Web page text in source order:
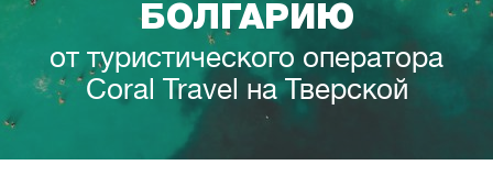
БОЛГАРИЮ
от туристического оператора
Coral Travel на Тверской